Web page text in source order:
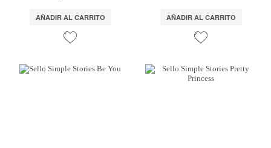
AÑADIR AL CARRITO AÑADIR AL CARRITO